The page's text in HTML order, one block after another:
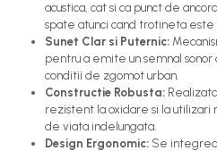
acustica, cat si ca punct de
spate atunci cand trotineta este
Sunet Clar si Puternic:
pentru a emite un semnal sonor
conditii de zgomot urban.
Constructie Robusta:
rezistent la oxidare si la
de viata indelungata.
Design Ergonomic: Se